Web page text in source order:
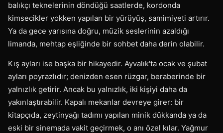
balıkçı teknelerinin döndüğü saatlerde, kordonda
kimsecikler yokken yapılan bir yürüyüş, samimiyeti artırır.
Ya da gece yarısına doğru, müzik seslerinin azaldığı
limanda, mehtap eşliğinde bir sohbet daha derin olabilir.
Kış ayları ise başka bir hikayedir. Ayvalık'ta ocak ve şubat
ayları poyrazlıdır; denizden esen rüzgar, beraberinde bir
yalnızlık getirir. Ancak bu yalnızlık, iki kişiyi daha da
yakınlaştırabilir. Kapalı mekanlar devreye girer: bir
kitapçıda, zeytinyağı tadımı yapılan minik dükkanda ya da
eski bir sinemada vakit geçirmek, o anı özel kılar. Yağmur